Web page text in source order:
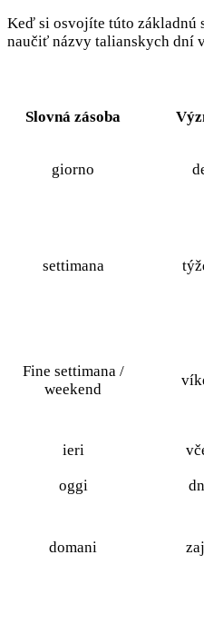
Keď si osvojíte túto základnú
naučiť názvy talianskych dní
Slovná zásoba
giorno
settimana
Fine settimana /
weekend
ieri
oggi
domani